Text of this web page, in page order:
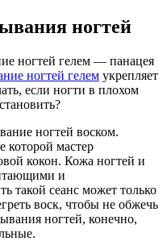
ногтей
ногтей гелем — панацея
ногтей гелем укрепляет
если ногти в плохом
ногтей воском.
которой мастер
кокон. Кожа ногтей и
и
такой сеанс может только
воск, чтобы не обжечь
ногтей, конечно,